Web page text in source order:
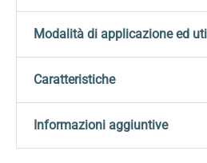
Per ottenere risultati ottimali è
tra
955° e 1250° C (1751° –
Questa gamma di temperatura
fusione dello smalto,
Modalità di applicazione ed
Adatti per tutti i tipi di
Pennello
Drops
Caratteristiche
Subitopronti per l’uso, senza
Informazioni aggiuntive